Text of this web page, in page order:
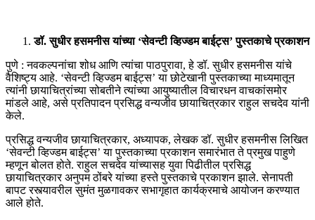
डॉ. सुधीर हसमनीस यांच्या ‘सेवन्टी व्हिज्डम बाईट्स’ पुस्तकाचे प्रकाशन
पुणे : नवकल्पनांचा शोध आणि त्यांचा पाठपुरावा, हे डॉ. सुधीर हसमनीस यांचे
वैशिष्ट्य आहे. ‘सेवन्टी व्हिज्डम बाईट्स’ या छोटेखानी पुस्तकाच्या माध्यमातून
त्यांनी छायाचित्रांच्या सोबतीने त्यांच्या आयुष्यातील विचारधन वाचकांसमोर
मांडले आहे, असे प्रतिपादन प्रसिद्ध वन्यजीव छायाचित्रकार राहुल सचदेव यांनी
केले.
प्रसिद्ध वन्यजीव छायाचित्रकार, अध्यापक, लेखक डॉ. सुधीर हसमनीस लिखित
‘सेवन्टी व्हिज्डम बाईट्स’ या पुस्तकाच्या प्रकाशन समारंभात ते प्रमुख पाहुणे
म्हणून बोलत होते. राहुल सचदेव यांच्यासह युवा पिढीतील प्रसिद्ध
छायाचित्रकार अनुपम ठोंबरे यांच्या हस्ते पुस्तकाचे प्रकाशन झाले. सेनापती
बापट रस्त्यावरील सुमंत मुळगावकर सभागृहात कार्यक्रमाचे आयोजन करण्यात
आले होते.